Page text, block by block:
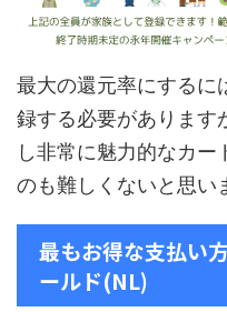
最大の還元率にするに
録する必要があります
し非常に魅力的なカ
のも難しくないと思い
最もお得な支払い
ールド(NL)